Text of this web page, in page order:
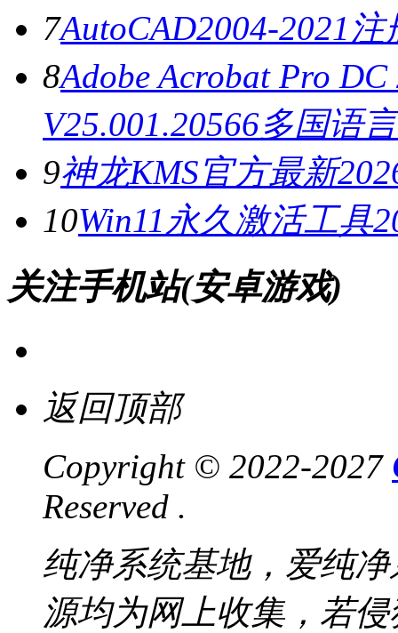
7AutoCAD2004-2021
8Adobe Acrobat Pro
V25.001.20566多国语
9神龙KMS官方最新
10Win11永久激活工具
关注手机站(安卓游戏)
返回顶部
Copyright © 2022-2027
Reserved .
纯净系统基地，爱纯
源均为网上收集，若